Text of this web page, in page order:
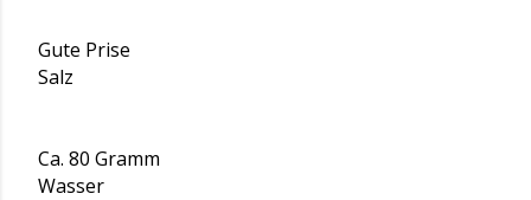
Gute Prise
Salz
Ca. 80 Gramm
Wasser